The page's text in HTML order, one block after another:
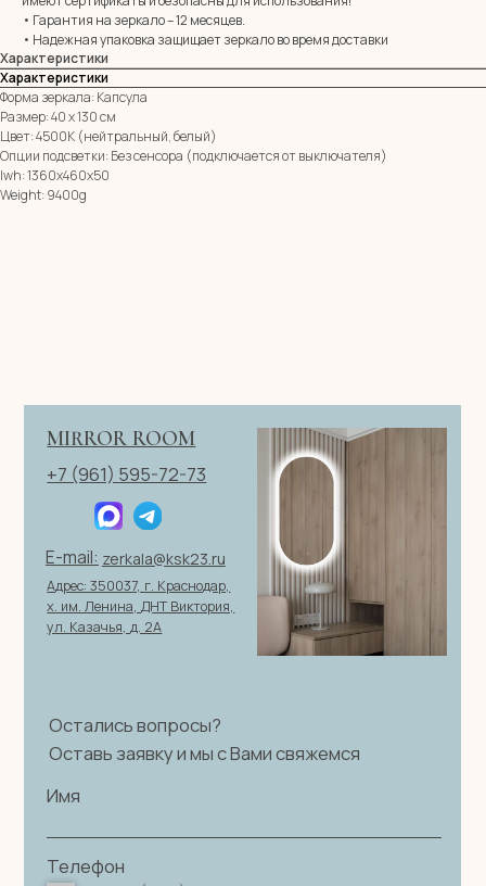
• Гарантия на зеркало – 12 месяцев.
• Надежная упаковка защищает зеркало во время доставки
Характеристики
Характеристики
Форма зеркала: Капсула
Размер: 40 х 130 см
Цвет: 4500К (нейтральный, белый)
Опции подсветки: Без сенсора (подключается от выключателя)
lwh: 1360x460x50
Weight: 9400g
ул. Казачья, д. 2А
© 2026 ИП Клевцов Е.А.Все права защищены.
персональных данных|Договор оферты
Остались вопросы?
Оставь заявку и мы с Вами свяжемся
Имя
Телефон
+7